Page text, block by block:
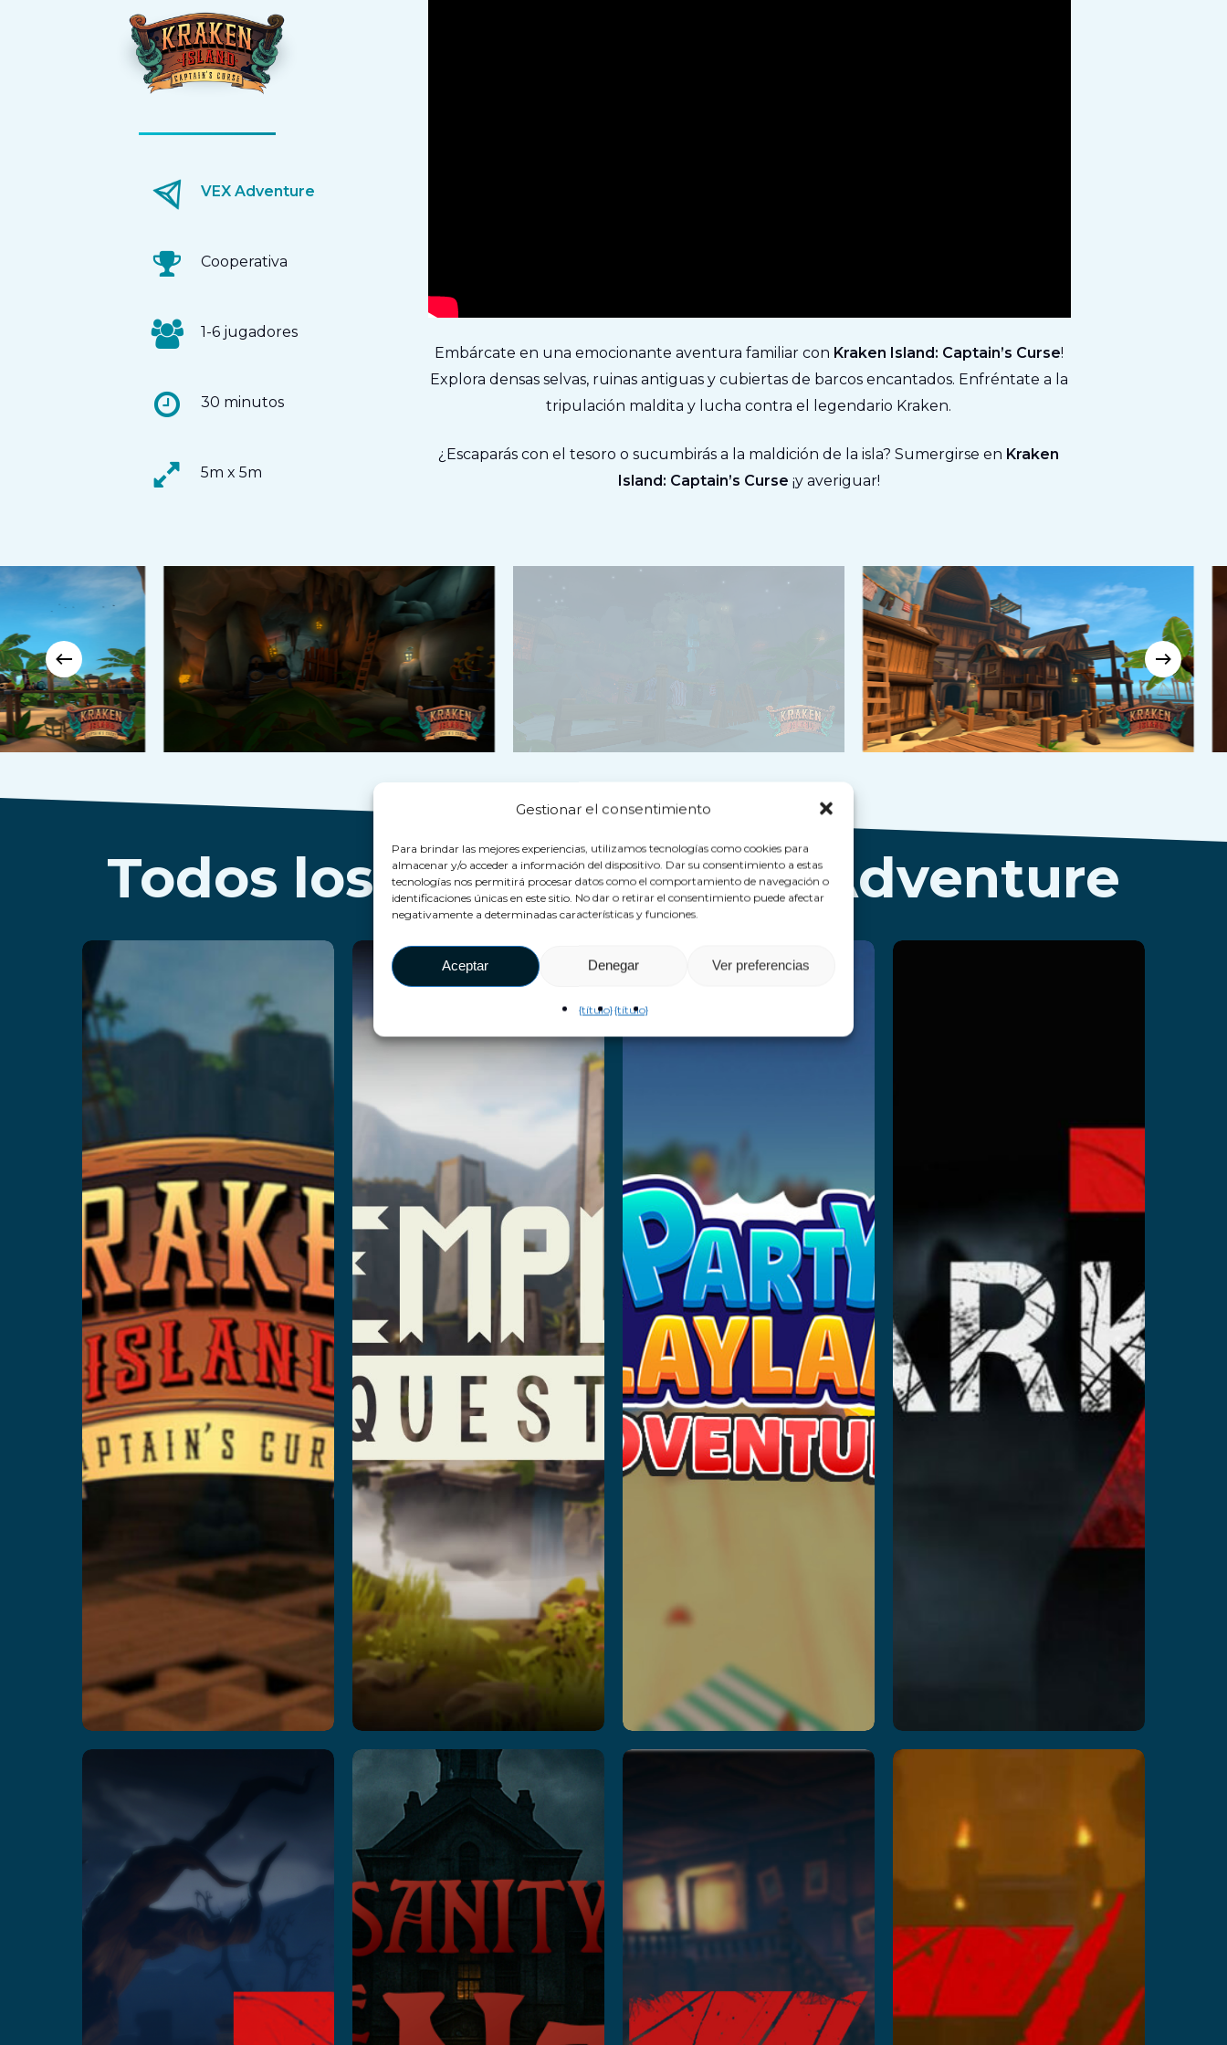
Gestionar el consentimiento
Para brindar las mejores experiencias, utilizamos tecnologías como cookies para
almacenar y/o acceder a información del dispositivo. Dar su consentimiento a estas
tecnologías nos permitirá procesar datos como el comportamiento de navegación o
identificaciones únicas en este sitio. No dar o retirar el consentimiento puede afectar
negativamente a determinadas características y funciones.
Aceptar Denegar Ver preferencias
{título}{título}
VEX Adventure
Cooperativa
1-6 jugadores
30 minutos
5m x 5m
Embárcate en una emocionante aventura familiar con Kraken Island: Captain’s Curse!
Explora densas selvas, ruinas antiguas y cubiertas de barcos encantados. Enfréntate a la
tripulación maldita y lucha contra el legendario Kraken.
¿Escaparás con el tesoro o sucumbirás a la maldición de la isla? Sumergirse en Kraken
Island: Captain’s Curse ¡y averiguar!
Todos los juegos de VEX Adventure
Kraken
Island:
Captain’s
Curse
Leer más
Temple
Quest
Playland
Leer más
Rush Z
Leer más
Insanity
: The
Haunting
Leer más
Z
Leer más
Mission
Z II
Leer más